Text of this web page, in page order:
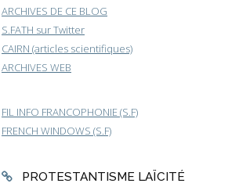
ARCHIVES DE CE BLOG
S.FATH sur Twitter
CAIRN (articles scientifiques)
ARCHIVES WEB
FIL INFO FRANCOPHONIE (S.F)
FRENCH WINDOWS (S.F)
PROTESTANTISME LAÏCITÉ